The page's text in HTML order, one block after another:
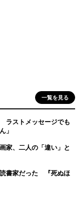
一覧を見る
ラストメッセージでも
」
家、二人の「違い」と
書家だった 『死ぬほ